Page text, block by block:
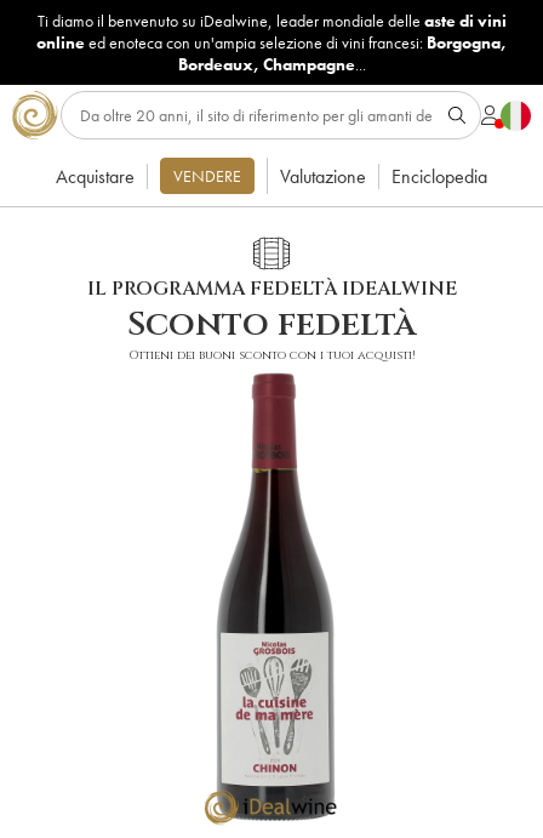
Ti diamo il benvenuto su iDealwine, leader mondiale delle aste di vini
onlineed enoteca con un'ampia selezione di vini francesi: Borgogna,
Bordeaux, Champagne...
Acquistare VENDERE Valutazione Enciclopedia
IL PROGRAMMA FEDELTÀ IDEALWINE
Sconto fedeltà
Ottieni dei buoni sconto con i tuoi acquisti!